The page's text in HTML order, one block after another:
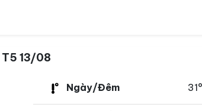
T5 13/08
Ngày/Đêm